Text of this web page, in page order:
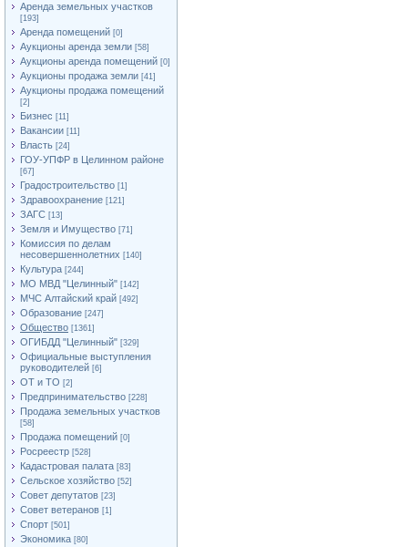
Аренда земельных участков
[193]
Аренда помещений [0]
Аукционы аренда земли [58]
Аукционы аренда помещений [0]
Аукционы продажа земли [41]
Аукционы продажа помещений
[2]
Бизнес [11]
Вакансии [11]
Власть [24]
ГОУ-УПФР в Целинном районе
[67]
Градостроительство [1]
Здравоохранение [121]
ЗАГС [13]
Земля и Имущество [71]
Комиссия по делам
несовершеннолетних [140]
Культура [244]
МО МВД "Целинный" [142]
МЧС Алтайский край [492]
Образование [247]
Общество [1361]
ОГИБДД "Целинный" [329]
Официальные выступления
руководителей [6]
ОТ и ТО [2]
Предпринимательство [228]
Продажа земельных участков
[58]
Продажа помещений [0]
Росреестр [528]
Кадастровая палата [83]
Сельское хозяйство [52]
Совет депутатов [23]
Совет ветеранов [1]
Спорт [501]
Экономика [80]